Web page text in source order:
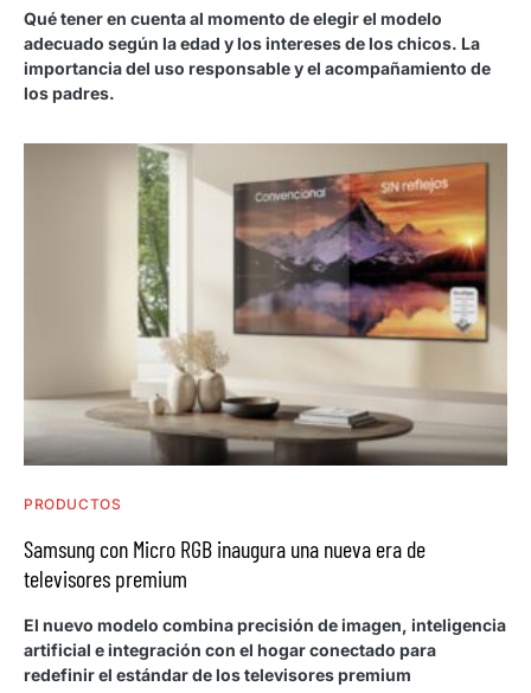
Qué tener en cuenta al momento de elegir el modelo
adecuado según la edad y los intereses de los chicos. La
importancia del uso responsable y el acompañamiento de
los padres.
PRODUCTOS
Samsung con Micro RGB inaugura una nueva era de
televisores premium
El nuevo modelo combina precisión de imagen, inteligencia
artificial e integración con el hogar conectado para
redefinir el estándar de los televisores premium